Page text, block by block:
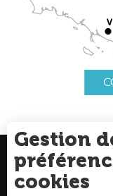
Charte
Espace Pro
Gestion
cookies